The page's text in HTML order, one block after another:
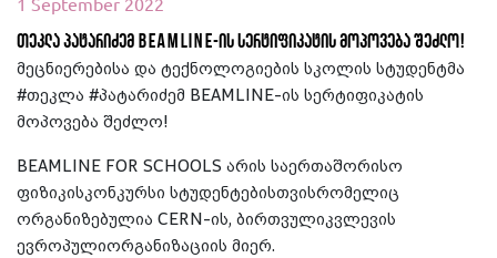
თეკლა პატარიძემ BEAMLINE-ის სერტიფიკატის მოპოვება შეძლო!
მეცნიერებისა და ტექნოლოგიების სკოლის სტუდენტმა
#თეკლა #პატარიძემ BEAMLINE-ის სერტიფიკატის
მოპოვება შეძლო!
BEAMLINE FOR SCHOOLS არის საერთაშორისო
ფიზიკისკონკურსი სტუდენტებისთვისრომელიც
ორგანიზებულია CERN-ის, ბირთვულიკვლევის
ევროპულიორგანიზაციის მიერ.